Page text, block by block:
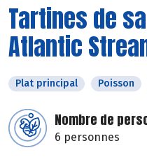
Tartines de
Atlantic
Plat principal Poisson
Nombre de
6 personnes